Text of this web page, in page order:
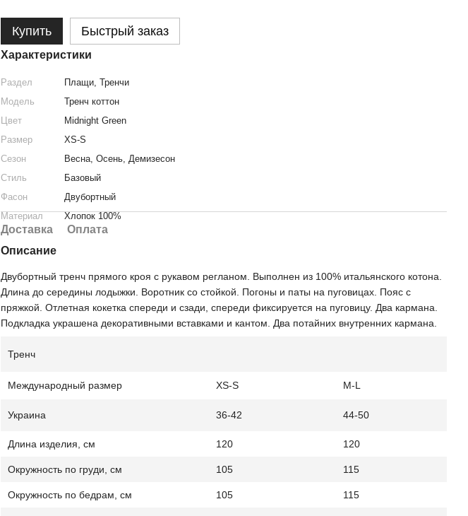
Купить Быстрый заказ
Характеристики
Раздел
Плащи, Тренчи
Модель
Тренч коттон
Цвет
Midnight Green
Размер
XS-S
Сезон
Весна, Осень, Демизесон
Стиль
Базовый
Фасон
Двубортный
Материал
Хлопок 100%
Доставка
Оплата
Описание
Двубортный тренч прямого кроя с рукавом регланом. Выполнен из 100% итальянского котона.
Длина до середины лодыжки. Воротник со стойкой. Погоны и паты на пуговицах. Пояс с
пряжкой. Отлетная кокетка спереди и сзади, спереди фиксируется на пуговицу. Два кармана.
Подкладка украшена декоративными вставками и кантом. Два потайних внутренних кармана.
Тренч
Международный размер XS-S M-L
Украина 36-42 44-50
Длина изделия, см 120 120
Окружность по груди, см 105 115
Окружность по бедрам, см 105 115